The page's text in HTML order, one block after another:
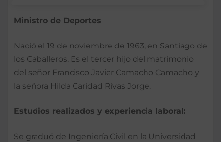
Ministro de Deportes
Nació el 19 de noviembre de 1963, en Santiago de
los Caballeros. Es el tercer hijo del matrimonio
del señor Francisco Javier Camacho Camacho y
la señora Hilda Caridad Rivas Jorge.
Estudios realizados y experiencia laboral:
Se graduó de Ingeniería Civil en la Universidad